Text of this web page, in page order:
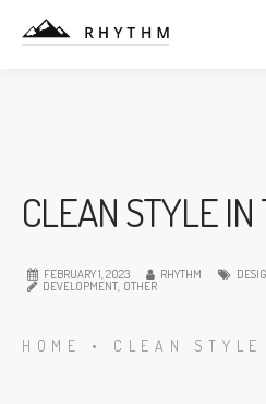
CLEAN STYLE
FEBRUARY 1, 2023 RHYTHM
DEVELOPMENT, OTHER
HOME • CLEAN